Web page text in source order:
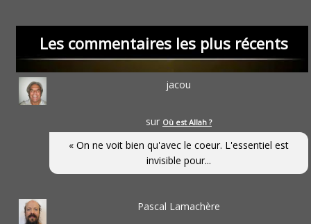
Les commentaires les plus récents
jacou
sur Où est Allah ?
« On ne voit bien qu'avec le coeur. L'essentiel est
invisible pour...
Pascal Lamachère